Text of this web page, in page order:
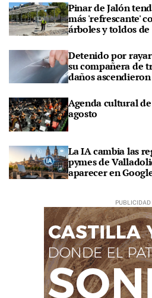
Pinar de Jalón
más 'refrescante'
árboles y toldos
Detenido por
su compañera de
daños
Agenda cultural
agosto
La IA cambia las
pymes de
aparecer en